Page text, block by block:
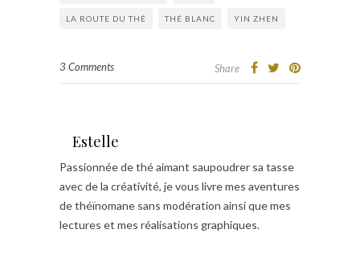
LA ROUTE DU THÉ THÉ BLANC YIN ZHEN
3 Comments Share
Estelle
Passionnée de thé aimant saupoudrer sa tasse
avec de la créativité, je vous livre mes aventures
de théïnomane sans modération ainsi que mes
lectures et mes réalisations graphiques.